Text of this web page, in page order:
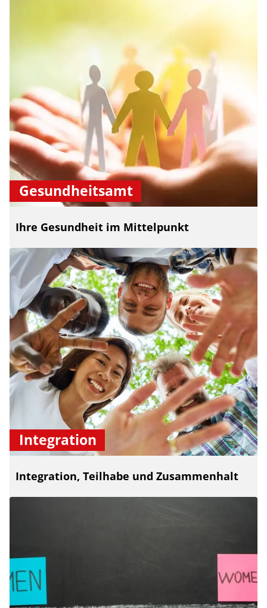
Gesundheitsamt
Ihre Gesundheit im Mittelpunkt
Integration
Integration, Teilhabe und Zusammenhalt